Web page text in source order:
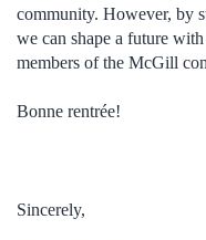
community. However, by
we can shape a future
members of the McGill
Bonne rentrée!
Sincerely,